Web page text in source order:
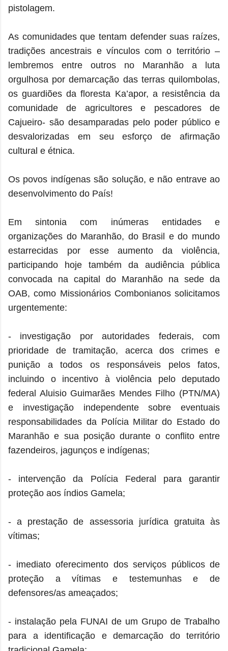
pistolagem.
As comunidades que tentam defender suas raízes,
tradições ancestrais e vínculos com o território –
lembremos entre outros no Maranhão a luta
orgulhosa por demarcação das terras quilombolas,
os guardiões da floresta Ka’apor, a resistência da
comunidade de agricultores e pescadores de
Cajueiro- são desamparadas pelo poder público e
desvalorizadas em seu esforço de afirmação
cultural e étnica.
Os povos indígenas são solução, e não entrave ao
desenvolvimento do País!
Em sintonia com inúmeras entidades e
organizações do Maranhão, do Brasil e do mundo
estarrecidas por esse aumento da violência,
participando hoje também da audiência pública
convocada na capital do Maranhão na sede da
OAB, como Missionários Combonianos solicitamos
urgentemente:
- investigação por autoridades federais, com
prioridade de tramitação, acerca dos crimes e
punição a todos os responsáveis pelos fatos,
incluindo o incentivo à violência pelo deputado
federal Aluisio Guimarães Mendes Filho (PTN/MA)
e investigação independente sobre eventuais
responsabilidades da Polícia Militar do Estado do
Maranhão e sua posição durante o conflito entre
fazendeiros, jagunços e indígenas;
- intervenção da Polícia Federal para garantir
proteção aos índios Gamela;
- a prestação de assessoria jurídica gratuita às
vítimas;
- imediato oferecimento dos serviços públicos de
proteção a vítimas e testemunhas e de
defensores/as ameaçados;
- instalação pela FUNAI de um Grupo de Trabalho
para a identificação e demarcação do território